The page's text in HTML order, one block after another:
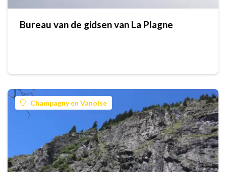
Bureau van de gidsen van La Plagne
Champagny en Vanoise